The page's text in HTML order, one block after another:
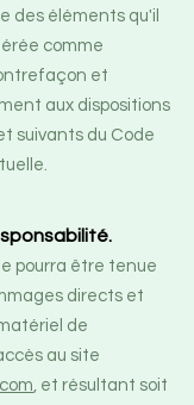
des éléments qu'il
comme
et
aux dispositions
suivants du Code
pourra être tenue
directs et
de
au site
, et résultant soit